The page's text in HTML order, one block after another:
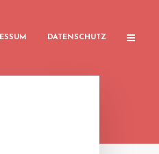
DATENSCHUTZ